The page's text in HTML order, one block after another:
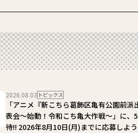
2026.08.03 トピックス
「アニメ『新こちら葛飾区亀有公園前
表会～始動！令和こち亀大作戦～」に、
待!! 2026年8月10日(月)までに応募しよう